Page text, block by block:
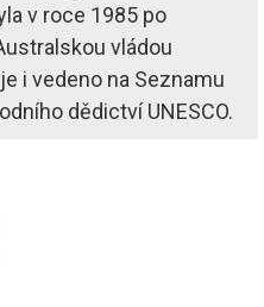
v roce 1985 po
vládou
i vedeno na Seznamu
dědictví UNESCO.